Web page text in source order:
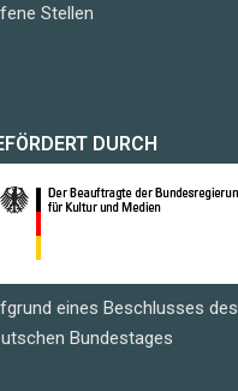
Stellen
DURCH
eines Beschlusses des
Bundestages